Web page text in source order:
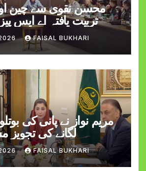
محسن نقوی سے چین
تربیت یافتہ اے ایس
FAISAL BUKHARI
مریم نواز نے پانی کی
لگانے کی تجویز
FAISAL BUKHARI